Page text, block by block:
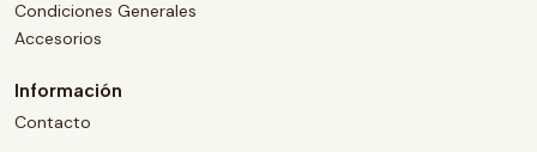
Condiciones Generales
Accesorios
Información
Contacto